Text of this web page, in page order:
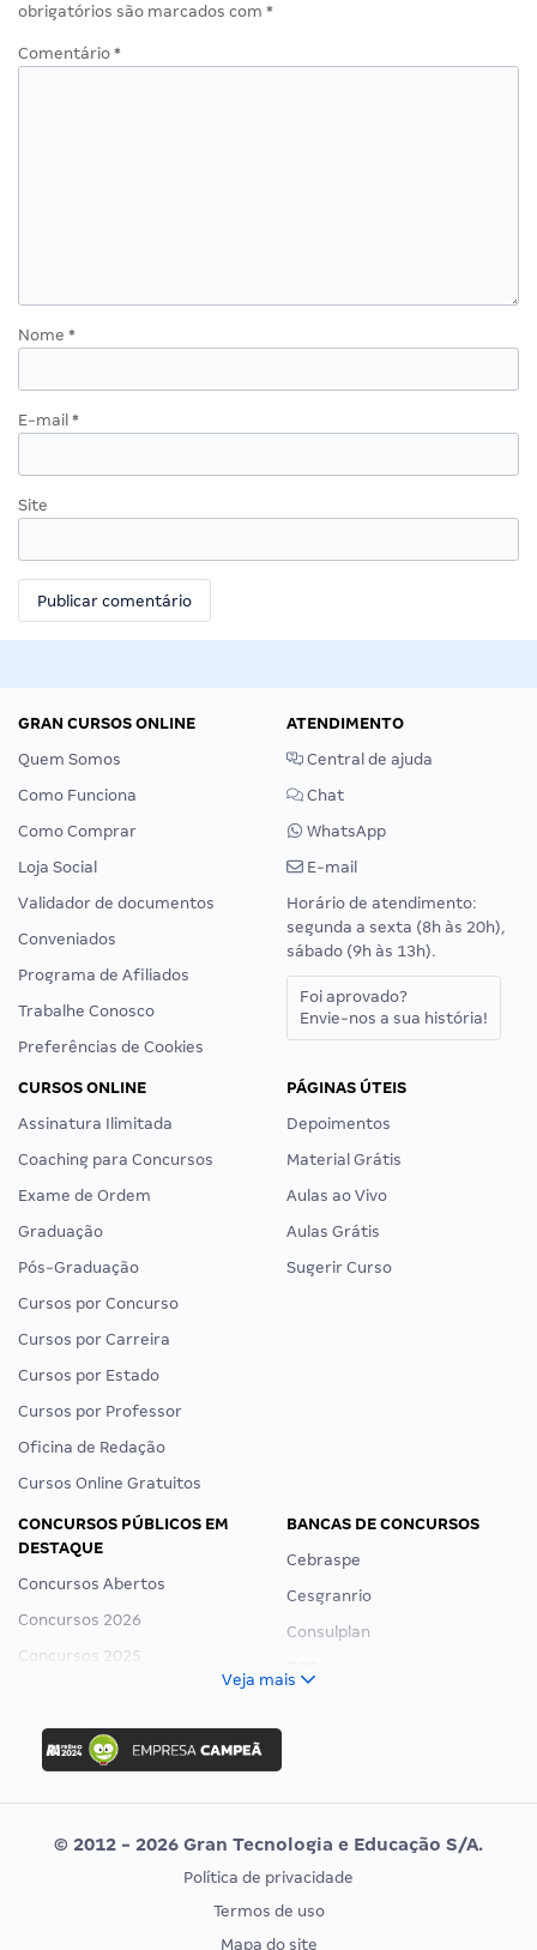
obrigatórios são marcados com *
Comentário *
Nome *
E-mail *
Site
GRAN CURSOS ONLINE
Quem Somos
Como Funciona
Como Comprar
Loja Social
Validador de documentos
Conveniados
Programa de Afiliados
Trabalhe Conosco
Preferências de Cookies
ATENDIMENTO
Central de ajuda
Chat
WhatsApp
E-mail
Horário de atendimento:
segunda a sexta (8h às 20h),
sábado (9h às 13h).
Foi aprovado?
Envie-nos a sua história!
CURSOS ONLINE
Assinatura Ilimitada
Coaching para Concursos
Exame de Ordem
Graduação
Pós-Graduação
Cursos por Concurso
Cursos por Carreira
Cursos por Estado
Cursos por Professor
Oficina de Redação
Cursos Online Gratuitos
PÁGINAS ÚTEIS
Depoimentos
Material Grátis
Aulas ao Vivo
Aulas Grátis
Sugerir Curso
CONCURSOS PÚBLICOS EM
DESTAQUE
Concursos Abertos
Concursos 2026
Concursos 2025
Concurso Ibama
Concurso MPU
Editais publicados
BANCAS DE CONCURSOS
Cebraspe
Cesgranrio
Consulplan
Vunesp
CONCURSOS POR PROFISSÃO
EXAME DE ORDEM
Veja mais
© 2012 - 2026 Gran Tecnologia e Educação S/A.
Política de privacidade
Termos de uso
Mapa do site